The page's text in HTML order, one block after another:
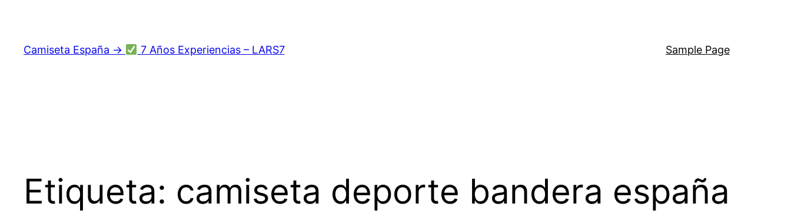
contenido
Camiseta España → 7 Años Experiencias – LARS7 Sample Page
Etiqueta: camiseta deporte bandera españa